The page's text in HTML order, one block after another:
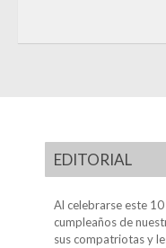
EDITORIAL
Al celebrarse este
cumpleaños de
sus compatriotas y